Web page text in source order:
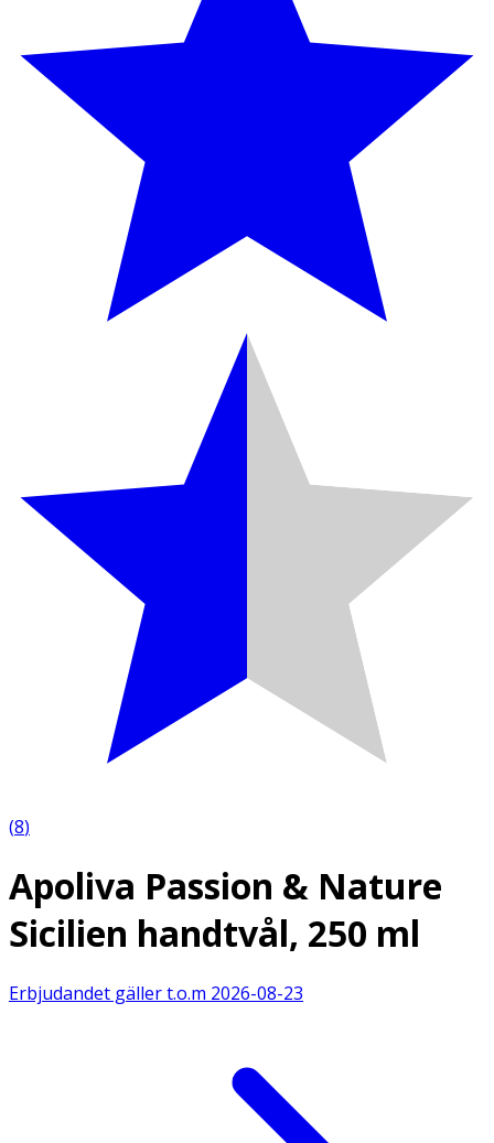
(8)
Apoliva Passion & Nature
Sicilien handtvål, 250 ml
Erbjudandet gäller t.o.m 2026-08-23